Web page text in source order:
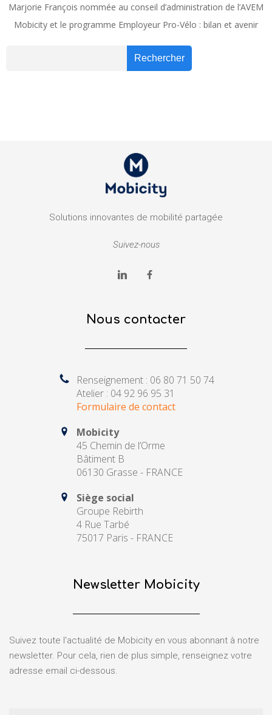
Marjorie François nommée au conseil d’administration de l’AVEM
Mobicity et le programme Employeur Pro-Vélo : bilan et avenir
Rechercher
Solutions innovantes de mobilité partagée
Suivez-nous
Nous contacter
Renseignement : 06 80 71 50 74
Atelier : 04 92 96 95 31
Formulaire de contact
Mobicity
45 Chemin de l’Orme
Bâtiment B
06130 Grasse - FRANCE
Siège social
Groupe Rebirth
4 Rue Tarbé
75017 Paris - FRANCE
Newsletter Mobicity
Suivez toute l'actualité de Mobicity en vous abonnant à notre
newsletter. Pour cela, rien de plus simple, renseignez votre
adresse email ci-dessous.